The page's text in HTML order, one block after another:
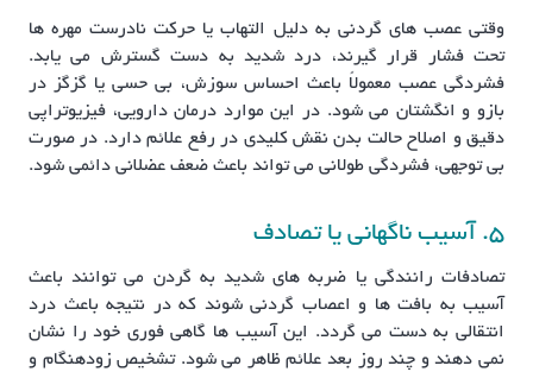
وقتی عصب های گردنی به دلیل التهاب یا حرکت نادرست مهره ها
تحت فشار قرار گیرند، درد شدید به دست گسترش می یابد.
فشردگی عصب معمولاً باعث احساس سوزش، بی حسی یا گزگز در
بازو و انگشتان می شود. در این موارد درمان دارویی، فیزیوتراپی
دقیق و اصلاح حالت بدن نقش کلیدی در رفع علائم دارد. در صورت
بی توجهی، فشردگی طولانی می تواند باعث ضعف عضلانی دائمی شود.
5. آسیب ناگهانی یا تصادف
تصادفات رانندگی یا ضربه های شدید به گردن می توانند باعث
آسیب به بافت ها و اعصاب گردنی شوند که در نتیجه باعث درد
انتقالی به دست می گردد. این آسیب ها گاهی فوری خود را نشان
نمی دهند و چند روز بعد علائم ظاهر می شود. تشخیص زودهنگام و